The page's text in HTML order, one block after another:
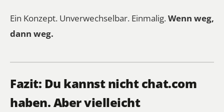
Ein Konzept. Unverwechselbar. Einmalig.Wenn weg,
dann weg.
Fazit: Du kannst nichtchat.com
haben. Aber vielleicht